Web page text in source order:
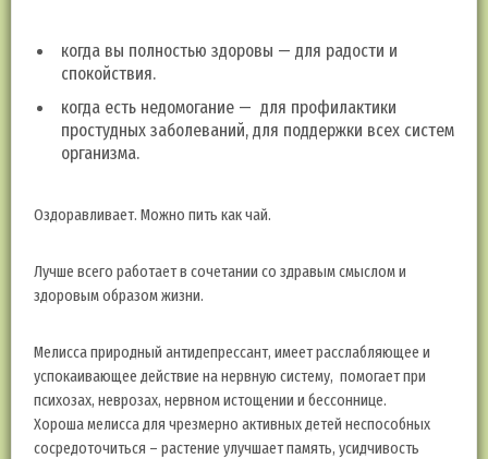
когда вы полностью здоровы — для радости и
спокойствия.
когда есть недомогание — для профилактики
простудных заболеваний, для поддержки всех систем
организма.
Оздоравливает. Можно пить как чай.
Лучше всего работает в сочетании со здравым смыслом и
здоровым образом жизни.
Мелисса природный антидепрессант, имеет расслабляющее и
успокаивающее действие на нервную систему, помогает при
психозах, неврозах, нервном истощении и бессоннице.
Хороша мелисса для чрезмерно активных детей неспособных
сосредоточиться – растение улучшает память, усидчивость